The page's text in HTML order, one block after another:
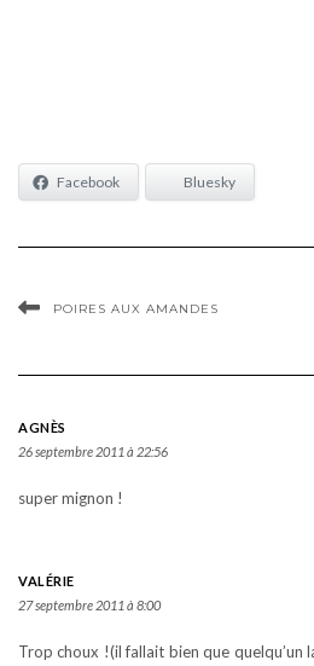
Facebook Bluesky
POIRES AUX AMANDES
AGNÈS
26 septembre 2011 à 22:56
super mignon !
VALÉRIE
27 septembre 2011 à 8:00
Trop choux !(il fallait bien que quelqu’un